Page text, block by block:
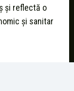
și reflectă o
și sanitar